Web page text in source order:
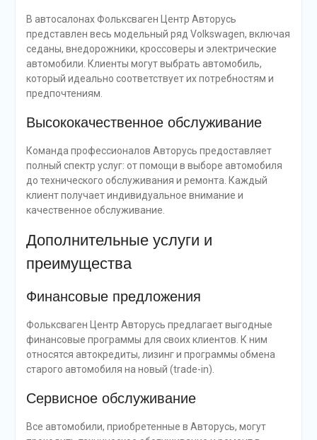
В автосалонах Фольксваген Центр Авторусь
представлен весь модельный ряд Volkswagen, включая
седаны, внедорожники, кроссоверы и электрические
автомобили. Клиенты могут выбрать автомобиль,
который идеально соответствует их потребностям и
предпочтениям.
Высококачественное обслуживание
Команда профессионалов Авторусь предоставляет
полный спектр услуг: от помощи в выборе автомобиля
до технического обслуживания и ремонта. Каждый
клиент получает индивидуальное внимание и
качественное обслуживание.
Дополнительные услуги и
преимущества
Финансовые предложения
Фольксваген Центр Авторусь предлагает выгодные
финансовые программы для своих клиентов. К ним
относятся автокредиты, лизинг и программы обмена
старого автомобиля на новый (trade-in).
Сервисное обслуживание
Все автомобили, приобретенные в Авторусь, могут